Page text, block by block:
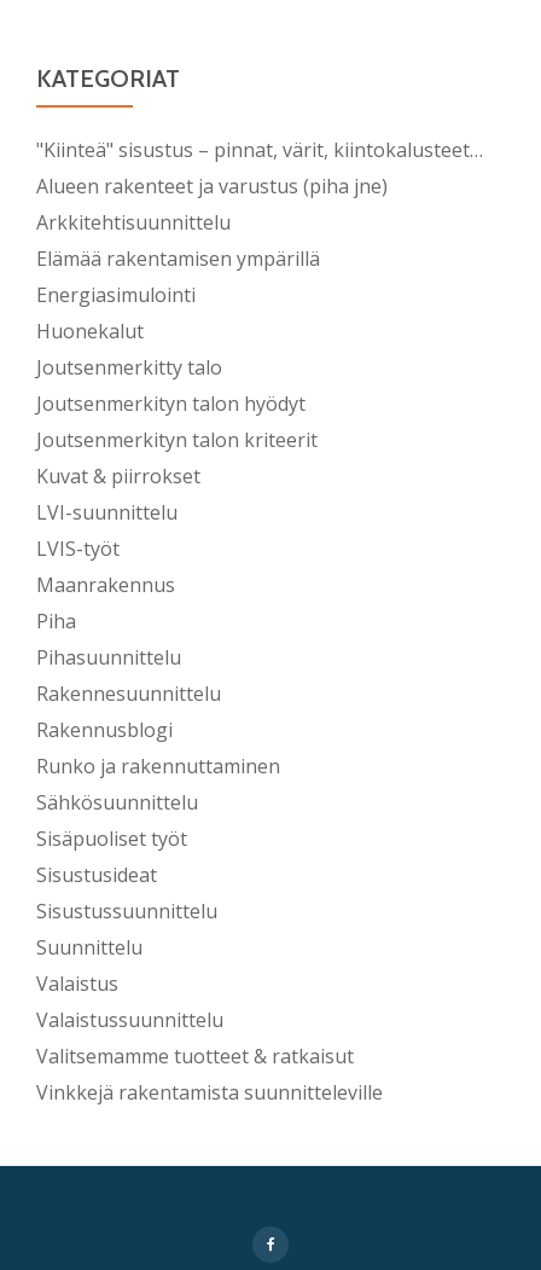
KATEGORIAT
"Kiinteä" sisustus – pinnat, värit, kiintokalusteet…
Alueen rakenteet ja varustus (piha jne)
Arkkitehtisuunnittelu
Elämää rakentamisen ympärillä
Energiasimulointi
Huonekalut
Joutsenmerkitty talo
Joutsenmerkityn talon hyödyt
Joutsenmerkityn talon kriteerit
Kuvat & piirrokset
LVI-suunnittelu
LVIS-työt
Maanrakennus
Piha
Pihasuunnittelu
Rakennesuunnittelu
Rakennusblogi
Runko ja rakennuttaminen
Sähkösuunnittelu
Sisäpuoliset työt
Sisustusideat
Sisustussuunnittelu
Suunnittelu
Valaistus
Valaistussuunnittelu
Valitsemamme tuotteet & ratkaisut
Vinkkejä rakentamista suunnitteleville
fa-
facebook